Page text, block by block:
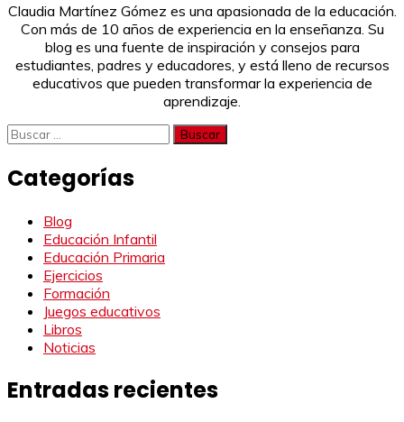
Claudia Martínez Gómez es una apasionada de la educación.
Con más de 10 años de experiencia en la enseñanza. Su
blog es una fuente de inspiración y consejos para
estudiantes, padres y educadores, y está lleno de recursos
educativos que pueden transformar la experiencia de
aprendizaje.
Buscar:
Categorías
Blog
Educación Infantil
Educación Primaria
Ejercicios
Formación
Juegos educativos
Libros
Noticias
Entradas recientes